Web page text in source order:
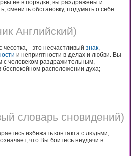
не в порядке, вы раздражены и
сменить обстановку, подумать о себе.
Английский)
- это несчастливый знак,
и неприятности в делах и любви. Вы
с человеком раздражительным,
расположении духа;
словарь сновидений)
избежать контакта с людьми,
что Вы боитесь неудачи в